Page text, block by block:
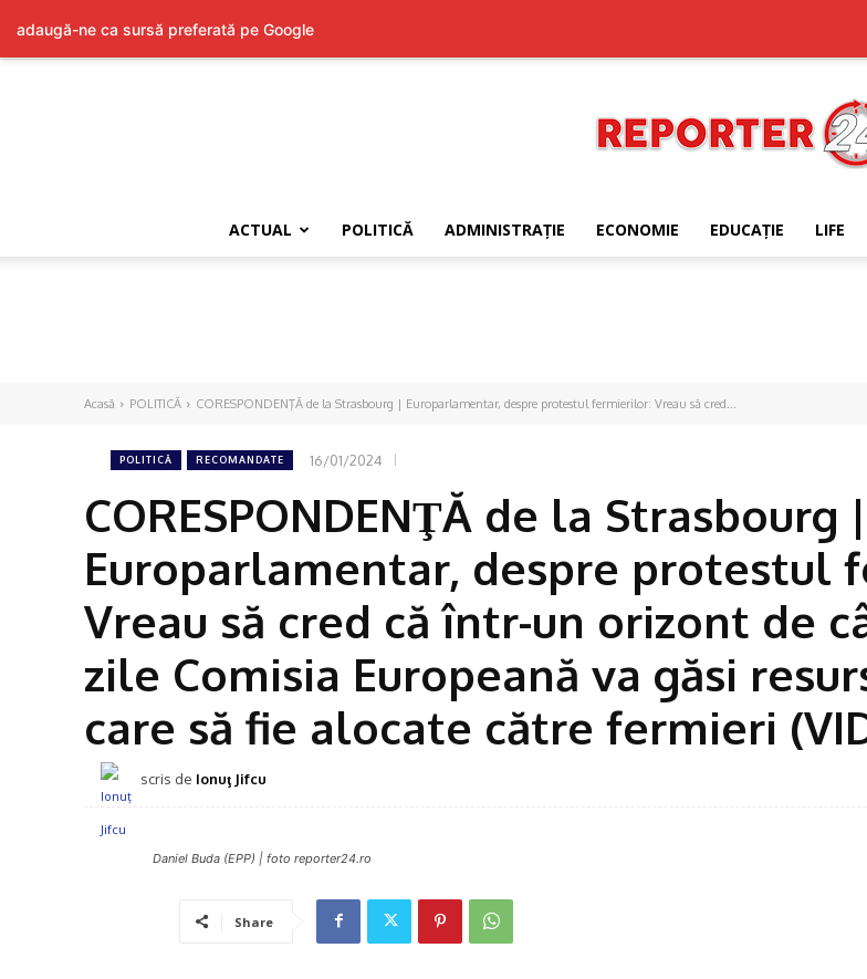
ACTUAL POLITICĂ ADMINISTRAŢIE ECONOMIE EDUCAŢIE LIFE
Acasă POLITICĂ CORESPONDENŢĂ de la Strasbourg | Europarlamentar, despre protestul fermierilor: Vreau să cred...
POLITICĂ RECOMANDATE 16/01/2024
CORESPONDENŢĂ de la Strasbourg |
Europarlamentar, despre protestul
Vreau să cred că într-un orizont de
zile Comisia Europeană va găsi
care să fie alocate către fermieri
scris de Ionuţ Jifcu
Daniel Buda (EPP) | foto reporter24.ro
Share
adaugă-ne ca sursă preferată pe Google